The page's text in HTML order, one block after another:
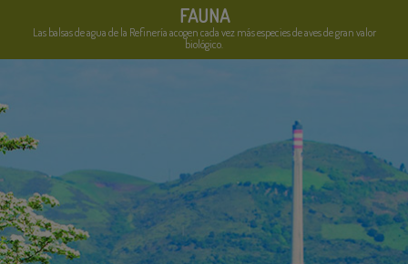
FAUNA
Las balsas de agua de la Refinería acogen cada vez más especies de aves de gran valor
biológico.